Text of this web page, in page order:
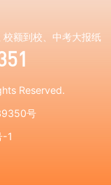
额到校、中考大报纸
Reserved.
号
-1